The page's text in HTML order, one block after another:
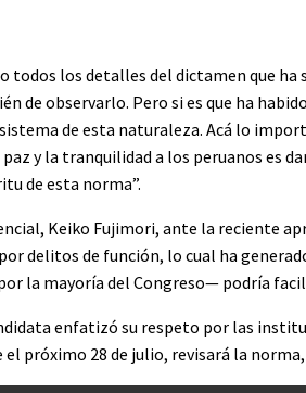
todos los detalles del dictamen que ha
de observarlo. Pero si es que ha
de esta naturaleza. Acá lo
y la tranquilidad a los peruanos es
de esta norma”.
Keiko Fujimori, ante la reciente
delitos de función, lo cual ha
la mayoría del Congreso— podría
enfatizó su respeto por las
el próximo 28 de julio, revisará la